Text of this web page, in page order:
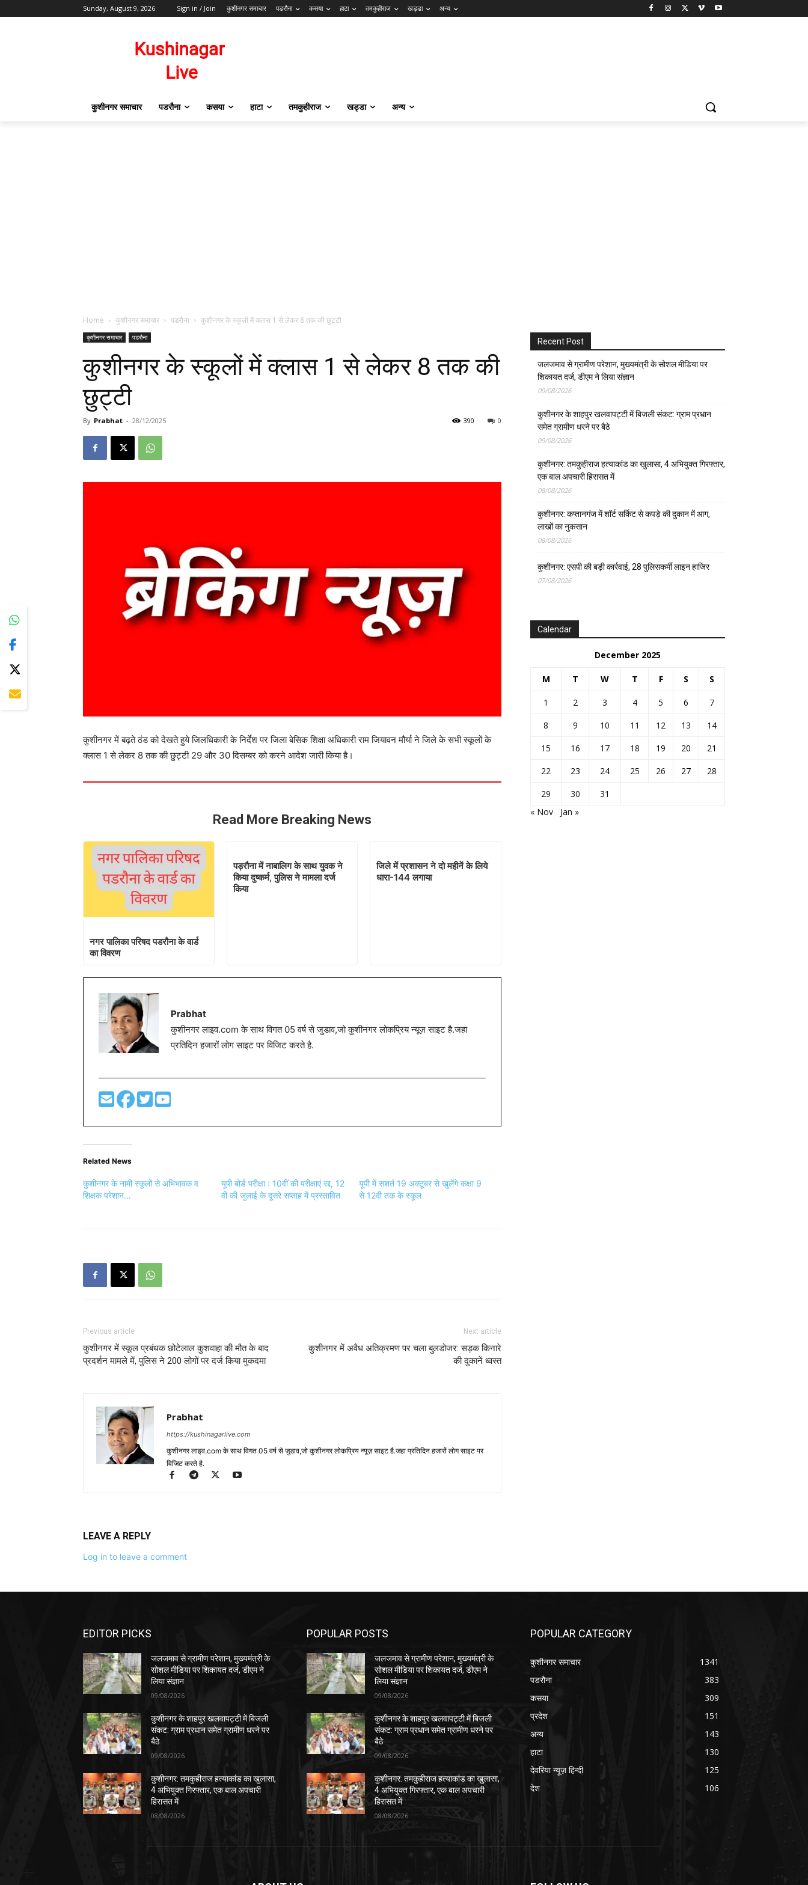
Sunday, August 9, 2026 Sign in / Join कुशीनगर समाचार पडरौना कसया हाटा तमकुहीराज खड्डा अन्य
कुशीनगर समाचार पडरौना कसया हाटा तमकुहीराज खड्डा अन्य
Home कुशीनगर समाचार पडरौना कुशीनगर के स्कूलों में क्लास 1 से लेकर 8 तक की छुट्टी
कुशीनगर समाचार पडरौना
कुशीनगर के स्कूलों में क्लास 1 से लेकर 8 तक की
छुट्टी
By Prabhat - 28/12/2025 0
390
कुशीनगर में बढ़ते ठंड को देखते हुये जिलधिकारी के निर्देश पर जिला बेसिक शिक्षा अधिकारी राम जियावन मौर्या ने जिले के सभी स्कूलों के
क्लास 1 से लेकर 8 तक की छुट्टी 29 और 30 दिसम्बर को करने आदेश जारी किया है।
Read More Breaking News
नगर पालिका परिषद पडरौना के वार्ड
का विवरण
पड़रौना में नाबालिग के साथ युवक ने
किया दुष्कर्म, पुलिस ने मामला दर्ज
किया
जिले में प्रशासन ने दो महीनें के लिये
धारा-144 लगाया
Prabhat
कुशीनगर लाइव.com के साथ विगत 05 वर्ष से जुडाव,जो कुशीनगर लोकप्रिय न्यूज़ साइट है.जहा
प्रतिदिन हजारों लोग साइट पर विजिट करते है.
Related News
कुशीनगर के नामी स्कूलों से अभिभावक व
शिक्षक परेशान…
यूपी बोर्ड परीक्षा : 10वीं की परीक्षाएं रद्द, 12
वी की जुलाई के दूसरे सप्ताह में प्रस्तावित
यूपी में सशर्त 19 अक्टूबर से खुलेंगे कक्षा 9
से 12वी तक के स्कूल
Previous article
कुशीनगर में स्कूल प्रबंधक छोटेलाल कुशवाहा की मौत के बाद
प्रदर्शन मामले में, पुलिस ने 200 लोगों पर दर्ज किया मुकदमा
Next article
कुशीनगर में अवैध अतिक्रमण पर चला बुलडोजर: सड़क किनारे
की दुकानें ध्वस्त
Prabhat
https://kushinagarlive.com
कुशीनगर लाइव.com के साथ विगत 05 वर्ष से जुडाव,जो कुशीनगर लोकप्रिय न्यूज़ साइट है.जहा प्रतिदिन हजारों लोग साइट पर
विजिट करते है.
LEAVE A REPLY
Log in to leave a comment
Recent Post
जलजमाव से ग्रामीण परेशान, मुख्यमंत्री के सोशल मीडिया पर
शिकायत दर्ज, डीएम ने लिया संज्ञान
09/08/2026
कुशीनगर के शाहपुर खलवापट्टी में बिजली संकट: ग्राम प्रधान
समेत ग्रामीण धरने पर बैठे
09/08/2026
कुशीनगर: तमकुहीराज हत्याकांड का खुलासा, 4 अभियुक्त गिरफ्तार,
एक बाल अपचारी हिरासत में
08/08/2026
कुशीनगर: कप्तानगंज में शॉर्ट सर्किट से कपड़े की दुकान में आग,
लाखों का नुकसान
08/08/2026
कुशीनगर: एसपी की बड़ी कार्रवाई, 28 पुलिसकर्मी लाइन हाजिर
07/08/2026
Calendar
December 2025
M T W T F S S
1 2 3 4 5 6
7
8
9 10 11 12 13
14
15
16 17 18 19 20
21
22
23 24 25 26 27
28
29
30
31
« Nov
Jan »
EDITOR PICKS
जलजमाव से ग्रामीण परेशान, मुख्यमंत्री के
सोशल मीडिया पर शिकायत दर्ज, डीएम ने
लिया संज्ञान
09/08/2026
कुशीनगर के शाहपुर खलवापट्टी में बिजली
संकट: ग्राम प्रधान समेत ग्रामीण धरने पर
बैठे
09/08/2026
कुशीनगर: तमकुहीराज हत्याकांड का खुलासा,
4 अभियुक्त गिरफ्तार, एक बाल अपचारी
हिरासत में
08/08/2026
POPULAR POSTS
जलजमाव से ग्रामीण परेशान, मुख्यमंत्री के
सोशल मीडिया पर शिकायत दर्ज, डीएम ने
लिया संज्ञान
09/08/2026
कुशीनगर के शाहपुर खलवापट्टी में बिजली
संकट: ग्राम प्रधान समेत ग्रामीण धरने पर
बैठे
09/08/2026
कुशीनगर: तमकुहीराज हत्याकांड का खुलासा,
4 अभियुक्त गिरफ्तार, एक बाल अपचारी
हिरासत में
08/08/2026
POPULAR CATEGORY
कुशीनगर समाचार
1341
पडरौना
383
कसया
309
प्रदेश
151
अन्य
143
हाटा
130
देवरिया न्यूज़ हिन्दी
125
देश
106